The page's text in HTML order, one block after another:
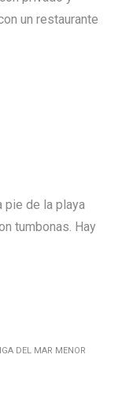
un restaurante
pie de la playa
tumbonas. Hay
DEL MAR MENOR